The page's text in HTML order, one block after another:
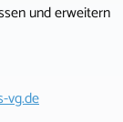
und erweitern
vg.de